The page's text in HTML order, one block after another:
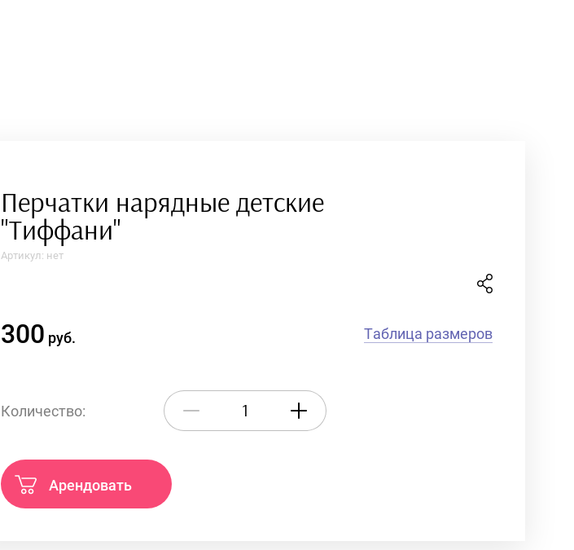
Перчатки нарядные детские
"Тиффани"
Артикул: нет
300 руб. Таблица размеров
Количество:
Арендовать